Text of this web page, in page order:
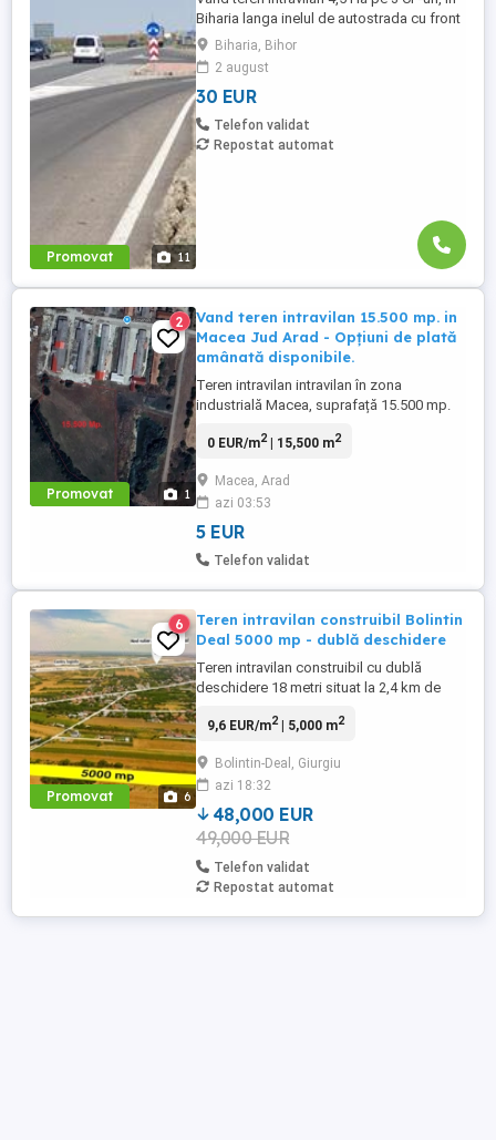
Promovat 11
Biharia langa inelul de autostrada cu front
mare la sosea de 200 ml si de asemenea
cu front in sensul giratoriu de la noua
centura a comunei BIHARIA si front lateral
la noua centura de circa 317 ml. Terenul
are utilitati curent , gaz , in zona sant
construite ...
Biharia, Bihor
2 august
30 EUR
Telefon validat
Repostat automat
Promovat 1
2
Vand teren intravilan 15.500 mp. in
Macea Jud Arad - Opțiuni de plată
amânată disponibile.
Teren intravilan intravilan în zona
industrială Macea, suprafață 15.500 mp.
Preț: Lei mp 25,00 + TVA
0 EUR/m2| 15,500 m2
Macea, Arad
azi 03:53
5 EUR
Telefon validat
Promovat 6
6
Teren intravilan construibil Bolintin
Deal 5000 mp - dublă deschidere
Teren intravilan construibil cu dublă
deschidere 18 metri situat la 2,4 km de
mare hub logistic din Europa de Est.
pe Autostrada A1, CTPark Bucharest West
are o suprafaţă închiriabilă de peste
900.000 mp şi găzduieşte ...
9,6 EUR/m2| 5,000 m2
Bolintin-Deal, Giurgiu
azi 18:32
48,000 EUR
49,000 EUR
Telefon validat
Repostat automat